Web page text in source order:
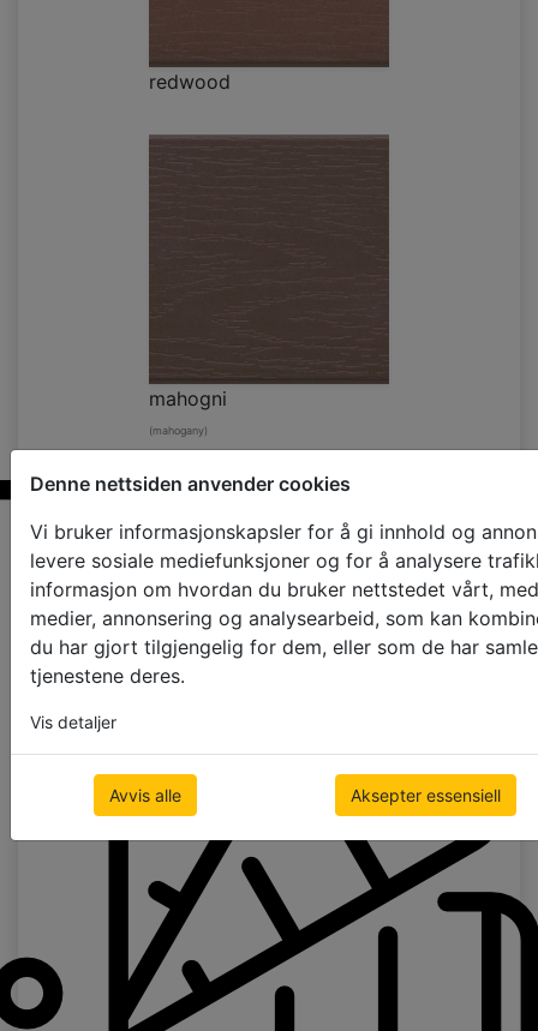
Denne nettsiden anvender cookies
Vi bruker informasjonskapsler for å gi innhold og
levere sosiale mediefunksjoner og for å analysere
informasjon om hvordan du bruker nettstedet vårt,
medier, annonsering og analysearbeid, som kan
du har gjort tilgjengelig for dem, eller som de har
tjenestene deres.
Vis detaljer
Avvis alle Aksepter essensiell
redwood
mahogni
(mahogany)